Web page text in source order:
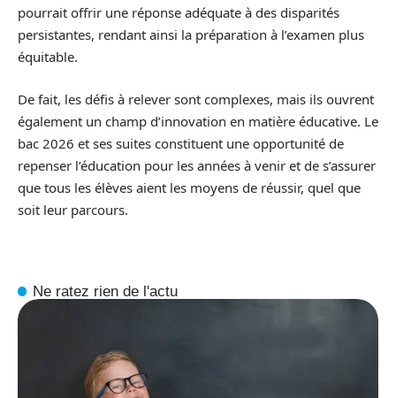
pourrait offrir une réponse adéquate à des disparités
persistantes, rendant ainsi la préparation à l’examen plus
équitable.
De fait, les défis à relever sont complexes, mais ils ouvrent
également un champ d’innovation en matière éducative. Le
bac 2026 et ses suites constituent une opportunité de
repenser l’éducation pour les années à venir et de s’assurer
que tous les élèves aient les moyens de réussir, quel que
soit leur parcours.
Ne ratez rien de l'actu